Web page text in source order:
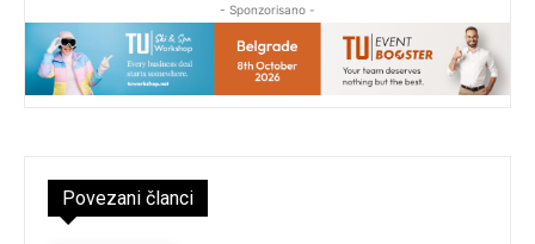
- Sponzorisano -
Povezani članci